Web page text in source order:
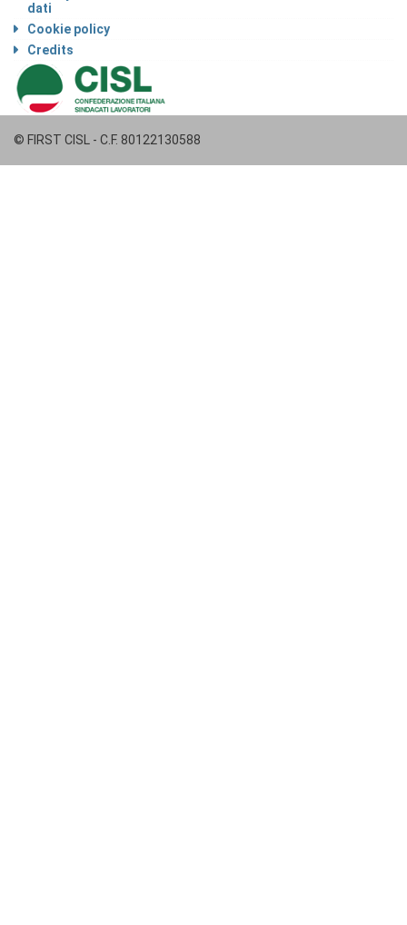
dati
Cookie policy
Credits
© FIRST CISL - C.F. 80122130588